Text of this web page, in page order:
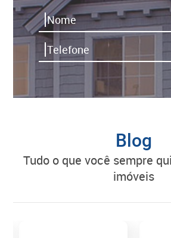
Blog
tudo o que você sempre quis saber sobre
imóveis